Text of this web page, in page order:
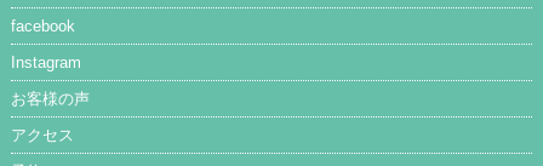
facebook
Instagram
お客様の声
アクセス